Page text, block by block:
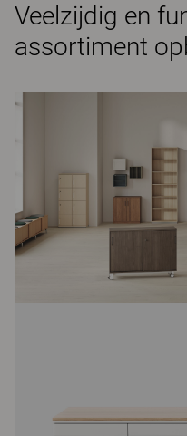
Veelzijdig en
assortiment